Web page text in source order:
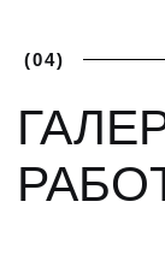
ЛУЧШИЕ